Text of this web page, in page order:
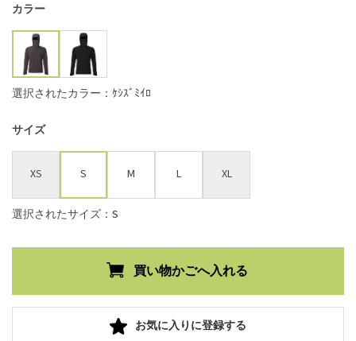
カラー
選択されたカラー：ｹｼｽﾞﾐｲﾛ
サイズ
XS S M L XL
選択されたサイズ：S
お気に入りに登録する